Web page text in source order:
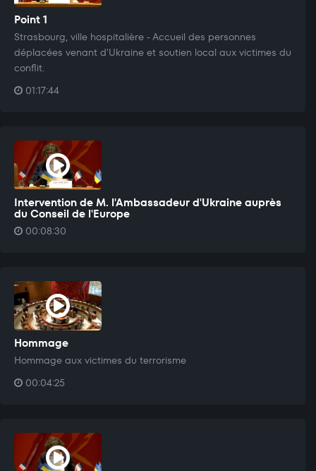
Point 1
Strasbourg, ville hospitalière - Accueil des personnes
déplacées venant d'Ukraine et soutien local aux victimes du
conflit.
01:17:44
Intervention de M. l'Ambassadeur d'Ukraine auprès
du Conseil de l'Europe
00:08:30
Hommage
Hommage aux victimes du terrorisme
00:04:25